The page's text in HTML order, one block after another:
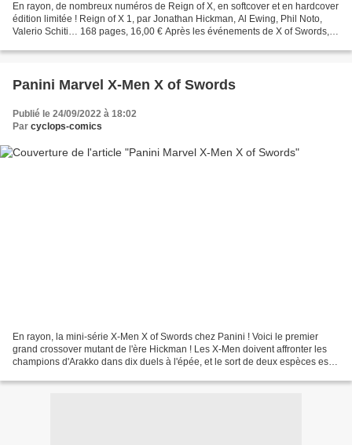
En rayon, de nombreux numéros de Reign of X, en softcover et en hardcover
édition limitée ! Reign of X 1, par Jonathan Hickman, Al Ewing, Phil Noto,
Valerio Schiti… 168 pages, 16,00 € Après les événements de X of Swords, le
Panini Marvel X-Men X of Swords
Publié le 24/09/2022 à 18:02
Par cyclops-comics
En rayon, la mini-série X-Men X of Swords chez Panini ! Voici le premier
grand crossover mutant de l'ère Hickman ! Les X-Men doivent affronter les
champions d'Arakko dans dix duels à l'épée, et le sort de deux espèces est